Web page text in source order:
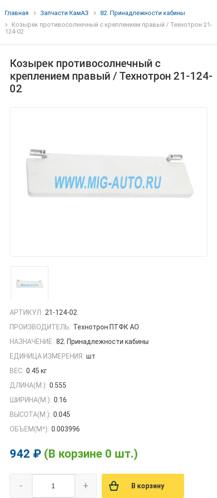
Главная Запчасти КамАЗ
82. Принадлежности кабины
Козырек противосолнечный с креплением правый / Технотрон 21-
124-02
Козырек противосолнечный с
креплением правый / Технотрон 21-124-
02
АРТИКУЛ: 21-124-02
ПРОИЗВОДИТЕЛЬ: Технотрон ПТФК АО
НАЗНАЧЕНИЕ: 82. Принадлежности кабины
ЕДИНИЦА ИЗМЕРЕНИЯ: шт
ВЕС: 0.45 кг
ДЛИНА(М.): 0.555
ШИРИНА(М.): 0.16
ВЫСОТА(М.): 0.045
ОБЪЕМ(M³): 0.003996
942 ₽ (В корзине 0 шт.)
- + В корзину